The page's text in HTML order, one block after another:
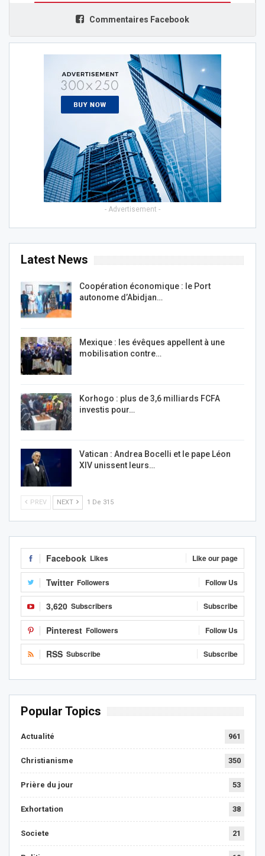
Commentaires Facebook
- Advertisement -
Latest News
Coopération économique : le Port
autonome d’Abidjan…
Mexique : les évêques appellent à une
mobilisation contre…
Korhogo : plus de 3,6 milliards FCFA
investis pour…
Vatican : Andrea Bocelli et le pape Léon
XIV unissent leurs…
PREV NEXT 1 De 315
Facebook Likes Like our page
Twitter Followers Follow Us
3,620 Subscribers Subscribe
Pinterest Followers Follow Us
RSS Subscribe Subscribe
Popular Topics
Actualité 961
Christianisme 350
Prière du jour 53
Exhortation 38
Societe 21